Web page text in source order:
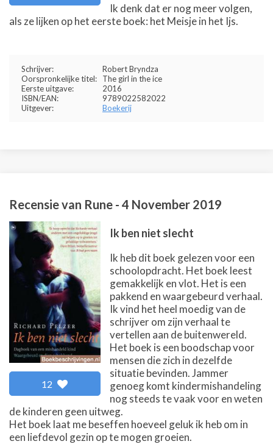
Ik denk dat er nog meer volgen,
als ze lijken op het eerste boek: het Meisje in het Ijs.
Schrijver:
Robert Bryndza
Oorspronkelijke titel:
The girl in the ice
Eerste uitgave:
2016
ISBN/EAN:
9789022582022
Uitgever:
Boekerij
Recensie van Rune - 4 November 2019
12
Ik ben niet slecht
Ik heb dit boek gelezen voor een
schoolopdracht. Het boek leest
gemakkelijk en vlot. Het is een
pakkend en waargebeurd verhaal.
Ik vind het heel moedig van de
schrijver om zijn verhaal te
vertellen aan de buitenwereld.
Het boek is een boodschap voor
mensen die zich in dezelfde
situatie bevinden. Jammer
genoeg komt kindermishandeling
nog steeds te vaak voor en weten
de kinderen geen uitweg.
Het boek laat me beseffen hoeveel geluk ik heb om in
een liefdevol gezin op te mogen groeien.